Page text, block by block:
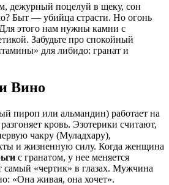
дежурный поцелуй в щеку, сон
Быт — убийца страсти. Но огонь
этого нам нужны камни с
Забудьте про спокойный
для либидо: гранат и
Вино
пироп или альмандин) работает на
кровь. Эзотерики считают,
чакру (Муладхару),
и жизненную силу. Когда женщина
с гранатом, у нее меняется
самый «чертик» в глазах. Мужчина
«Она живая, она хочет».